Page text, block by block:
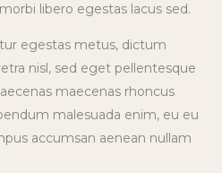
libero egestas lacus sed.
egestas metus, dictum
nisl, sed eget pellentesque
maecenas rhoncus
malesuada enim, eu eu
accumsan aenean nullam